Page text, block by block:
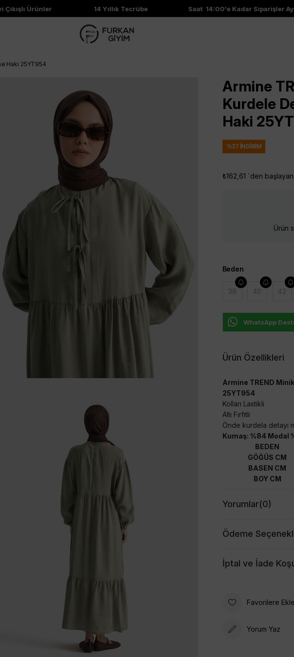
Ürünler 14 Yıllık Tecrübe Saat 14:00'e Kadar Siparişler
Haki 25YT954
Armine
Kurdele
Haki
%37 İNDIRIM
₺162,61 `den
Ürün
Beden
38 40 42
WhatsApp
Ürün Özellikleri
Armine TREND
25YT954
Kolları Lastikli
Altı Fırfıtlı
Önde kurdela detayı
Kumaş: %84 Modal
BEDEN
GÖĞÜS CM
BASEN CM
BOY CM
Yorumlar(0)
Ödeme
İptal ve İade
Favorilere Ekle
Yorum Yaz